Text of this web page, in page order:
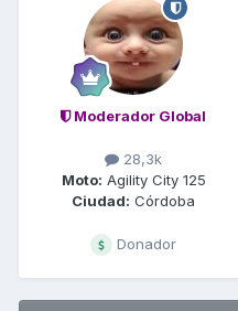
Moderador Global
28,3k
Moto: Agility City 125
Ciudad: Córdoba
Donador